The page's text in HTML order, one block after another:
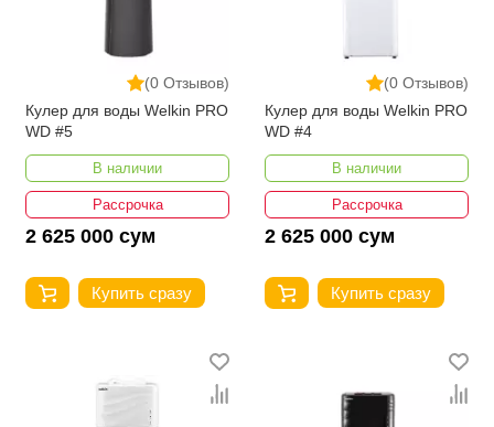
услуги опытных операторов службы поддержки.
(0 Отзывов)
Кулер для воды Welkin PRO
WD #5
В наличии
Рассрочка
2 625 000 сум
Купить сразу
(0 Отзывов)
Кулер для воды Welkin PRO
WD #4
В наличии
Рассрочка
2 625 000 сум
Купить сразу